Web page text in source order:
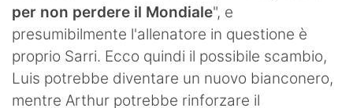
per non perdere il Mondiale", e
presumibilmente l'allenatore in questione è
proprio Sarri. Ecco quindi il possibile scambio,
Luis potrebbe diventare un nuovo bianconero,
mentre Arthur potrebbe rinforzare il